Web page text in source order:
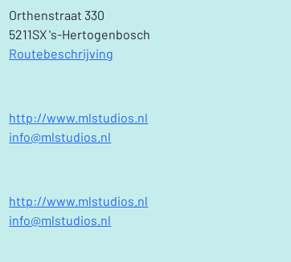
Orthenstraat 330
5211SX 's-Hertogenbosch
Routebeschrijving
http://www.mlstudios.nl
info@mlstudios.nl
http://www.mlstudios.nl
info@mlstudios.nl